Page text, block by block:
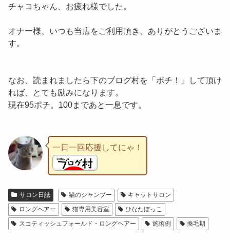
チャコちゃん、お疲れ様でした。
オナー様、いつも当店をご利用頂き、ありがとうございま
す。
なお、読まれましたら下のブログ村を「ポチ！」して頂け
れば、とても励みになります。
現在95ポチ。100まであと一息です。
一日一回応援してにゃ！
サロン日誌 猫のシャンプー
キャットサロン
ロングヘアー
猫専用美容室
ひなたぼっこ
スコティッシュフォールド・ロングヘアー
施術例 換毛期